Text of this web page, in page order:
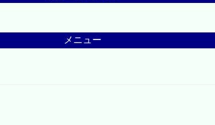
メニュー